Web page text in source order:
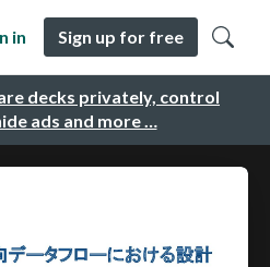
decks privately, control
ads and more …
in Sign up for free